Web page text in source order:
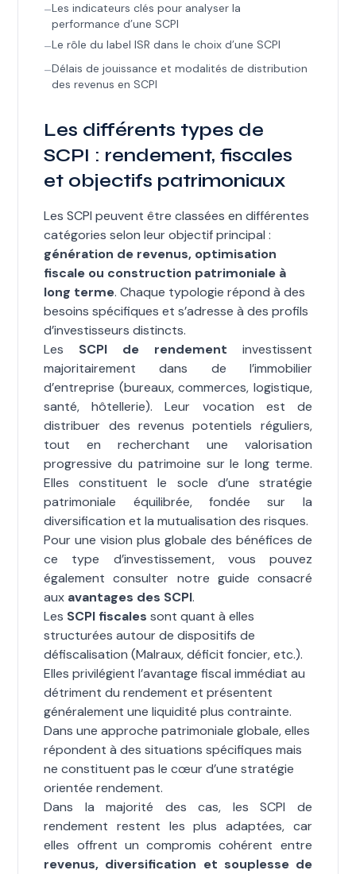
–Les indicateurs clés pour analyser la
performance d’une SCPI
–Le rôle du label ISR dans le choix d’une SCPI
–Délais de jouissance et modalités de distribution
des revenus en SCPI
Les différents types de
SCPI : rendement, fiscales
et objectifs patrimoniaux
Les SCPI peuvent être classées en différentes
catégories selon leur objectif principal :
génération de revenus, optimisation
fiscale ou construction patrimoniale à
long terme. Chaque typologie répond à des
besoins spécifiques et s’adresse à des profils
d’investisseurs distincts.
Les SCPI de rendement investissent
majoritairement dans de l’immobilier
d’entreprise (bureaux, commerces, logistique,
santé, hôtellerie). Leur vocation est de
distribuer des revenus potentiels réguliers,
tout en recherchant une valorisation
progressive du patrimoine sur le long terme.
Elles constituent le socle d’une stratégie
patrimoniale équilibrée, fondée sur la
diversification et la mutualisation des risques.
Pour une vision plus globale des bénéfices de
ce type d’investissement, vous pouvez
également consulter notre guide consacré
aux avantages des SCPI.
Les SCPI fiscales sont quant à elles
structurées autour de dispositifs de
défiscalisation (Malraux, déficit foncier, etc.).
Elles privilégient l’avantage fiscal immédiat au
détriment du rendement et présentent
généralement une liquidité plus contrainte.
Dans une approche patrimoniale globale, elles
répondent à des situations spécifiques mais
ne constituent pas le cœur d’une stratégie
orientée rendement.
Dans la majorité des cas, les SCPI de
rendement restent les plus adaptées, car
elles offrent un compromis cohérent entre
revenus, diversification et souplesse de